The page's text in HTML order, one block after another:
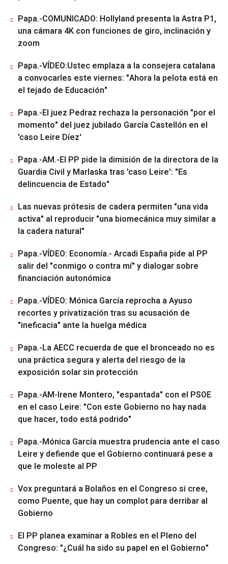
Papa.-COMUNICADO: Hollyland presenta la Astra P1,
una cámara 4K con funciones de giro, inclinación y
zoom
Papa.-VÍDEO:Ustec emplaza a la consejera catalana
a convocarles este viernes: "Ahora la pelota está en
el tejado de Educación"
Papa.-El juez Pedraz rechaza la personación "por el
momento" del juez jubilado García Castellón en el
'caso Leire Díez'
Papa.-AM.-El PP pide la dimisión de la directora de la
Guardia Civil y Marlaska tras 'caso Leire': "Es
delincuencia de Estado"
Las nuevas prótesis de cadera permiten "una vida
activa" al reproducir "una biomecánica muy similar a
la cadera natural"
Papa.-VÍDEO: Economía.- Arcadi España pide al PP
salir del "conmigo o contra mí" y dialogar sobre
financiación autonómica
Papa.-VÍDEO: Mónica García reprocha a Ayuso
recortes y privatización tras su acusación de
"ineficacia" ante la huelga médica
Papa.-La AECC recuerda de que el bronceado no es
una práctica segura y alerta del riesgo de la
exposición solar sin protección
Papa.-AM-Irene Montero, "espantada" con el PSOE
en el caso Leire: "Con este Gobierno no hay nada
que hacer, todo está podrido"
Papa.-Mónica García muestra prudencia ante el caso
Leire y defiende que el Gobierno continuará pese a
que le moleste al PP
Vox preguntará a Bolaños en el Congreso si cree,
como Puente, que hay un complot para derribar al
Gobierno
El PP planea examinar a Robles en el Pleno del
Congreso: "¿Cuál ha sido su papel en el Gobierno"